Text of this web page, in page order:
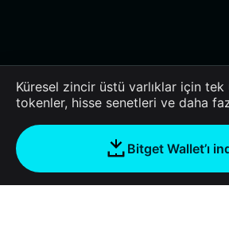
Küresel zincir üstü varlıklar için tek
tokenler, hisse senetleri ve daha
Bitget Wallet’ı